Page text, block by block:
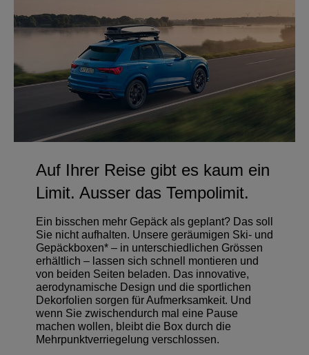
Auf Ihrer Reise gibt es kaum ein
Limit. Ausser das Tempolimit.
Ein bisschen mehr Gepäck als geplant? Das soll
Sie nicht aufhalten. Unsere geräumigen Ski- und
Gepäckboxen* – in unterschiedlichen Grössen
erhältlich – lassen sich schnell montieren und
von beiden Seiten beladen. Das innovative,
aerodynamische Design und die sportlichen
Dekorfolien sorgen für Aufmerksamkeit. Und
wenn Sie zwischendurch mal eine Pause
machen wollen, bleibt die Box durch die
Mehrpunktverriegelung verschlossen.